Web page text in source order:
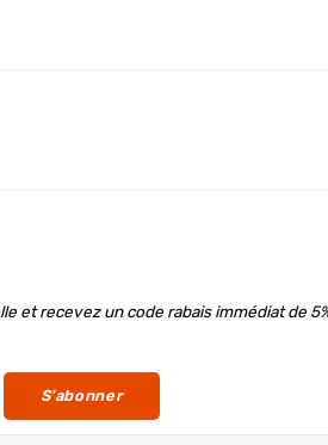
et recevez un code rabais immédiat de
S'abonner